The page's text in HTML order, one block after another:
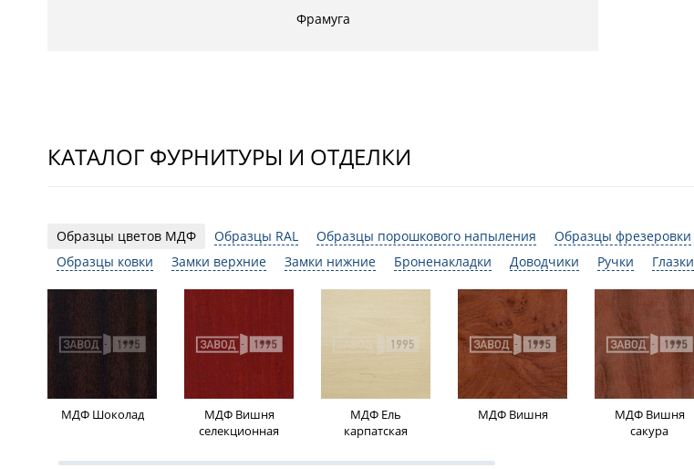
Фрамуга
КАТАЛОГ ФУРНИТУРЫ И ОТДЕЛКИ
Образцы цветов МДФ Образцы RAL Образцы порошкового напыления Образцы фрезеровки
Образцы ковки
Замки верхние Замки нижние Броненакладки Доводчики Ручки Глазки
МДФ Шоколад
МДФ Вишня
селекционная
МДФ Ель
карпатская
МДФ Вишня
МДФ Вишня
сакура